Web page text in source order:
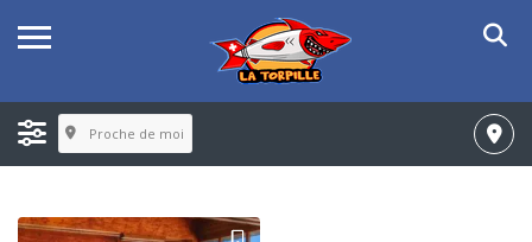
Proche de moi